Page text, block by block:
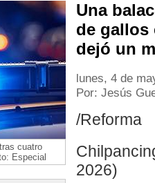
cuatro
Especial
Una
de gallos
dejó un
lunes, 4 de
Por: Jesús
/Reforma
2026)